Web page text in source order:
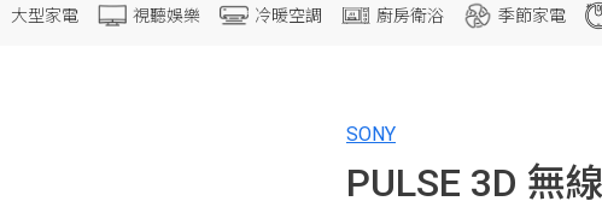
大型家電 視聽娛樂 冷暖空調 廚房衛浴 季節家電
SONY
PULSE 3D 無